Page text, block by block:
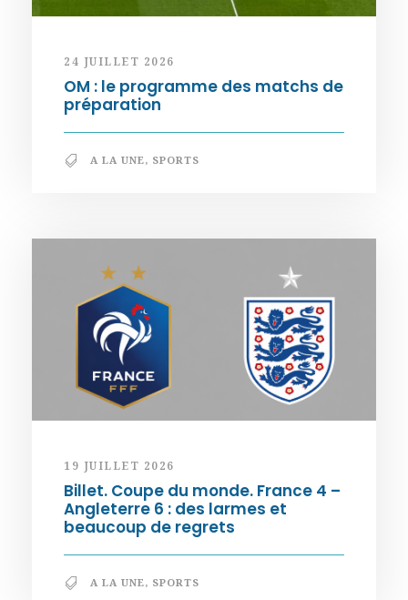
24 JUILLET 2026
OM : le programme des matchs de
préparation
A LA UNE, SPORTS
19 JUILLET 2026
Billet. Coupe du monde. France 4 –
Angleterre 6 : des larmes et
beaucoup de regrets
A LA UNE, SPORTS